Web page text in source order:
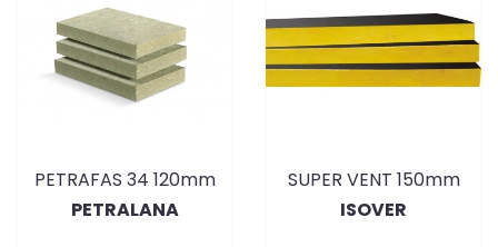
PETRAFAS 34 120mm
PETRALANA
SUPER VENT 150mm
ISOVER